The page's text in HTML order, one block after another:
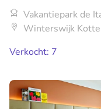
Vakantiepark de
Winterswijk
Verkocht: 7